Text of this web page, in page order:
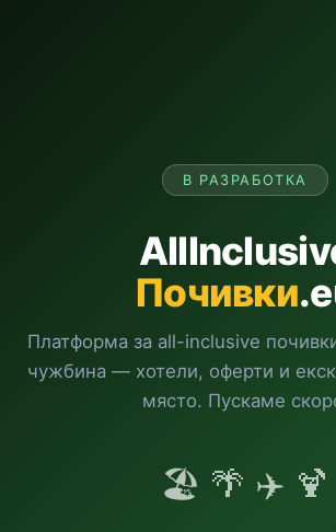
В РАЗРАБОТКА
Почивки
Платформа за all-inclusive
чужбина — хотели, оферти и
място. Пускаме
🏖️ 🌴 ✈️ 🍹